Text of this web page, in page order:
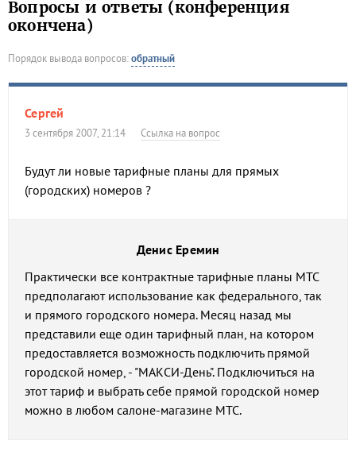
Вопросы и ответы (конференция
окончена)
Порядок вывода вопросов:обратный
Сергей
3 сентября 2007, 21:14 Ссылка на вопрос
Будут ли новые тарифные планы для прямых
(городских) номеров ?
Денис Еремин
Практически все контрактные тарифные планы МТС
предполагают использование как федерального, так
и прямого городского номера. Месяц назад мы
представили еще один тарифный план, на котором
предоставляется возможность подключить прямой
городской номер, - "МАКСИ-День". Подключиться на
этот тариф и выбрать себе прямой городской номер
можно в любом салоне-магазине МТС.